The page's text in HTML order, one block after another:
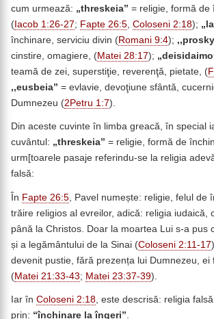
cum urmează: „threskeia” = religie, formă de
( Iacob 1:26-27; Fapte 26:5 Coloseni 2:18);
închinare, serviciu divin (Romani 9:4);
cinstire, omagiere, (Matei 28:17);
teamă de zei, superstiţie, reverenţă, pietate, (
,,eusbeia” = evlavie, devoţiune sfântă,
Dumnezeu (2Petru 1:7).
Din aceste cuvinte în limba greacă, în special
cuvântul: „threskeia” = religie, formă de
urm[toarele pasaje referindu-se la religia
falsă:
În Fapte 26:5 , Pavel numește: religie, felul de
trăire religios al evreilor, adică: religia iudaică,
până la Christos. Doar la moartea Lui s-a pus
și a legământului de la Sinai (Coloseni 2:11-17
devenit pustie, fără prezența lui Dumnezeu, ei
(Matei 21:33-43; Matei 23:37-39).
Iar în Coloseni 2:18, este descrisă: religia
prin: “închinare la îngeri”.